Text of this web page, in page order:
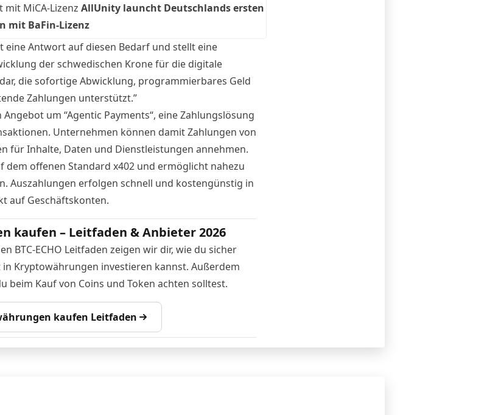
mit MiCA-LizenzAllUnity launcht Deutschlands ersten
mit BaFin-Lizenz
eine Antwort auf diesen Bedarf und stellt eine
der schwedischen Krone für die digitale
die sofortige Abwicklung, programmierbares Geld
Zahlungen unterstützt.”
um “Agentic Payments“, eine Zahlungslösung
Unternehmen können damit Zahlungen von
für Inhalte, Daten und Dienstleistungen annehmen.
dem offenen Standard x402 und ermöglicht nahezu
Auszahlungen erfolgen schnell und kostengünstig in
auf Geschäftskonten.
kaufen – Leitfaden & Anbieter 2026
BTC-ECHO Leitfaden zeigen wir dir, wie du sicher
Kryptowährungen investieren kannst. Außerdem
beim Kauf von Coins und Token achten solltest.
kaufen Leitfaden